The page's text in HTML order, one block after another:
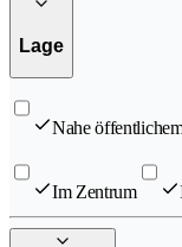
Lage
Nahe
Im Zentrum